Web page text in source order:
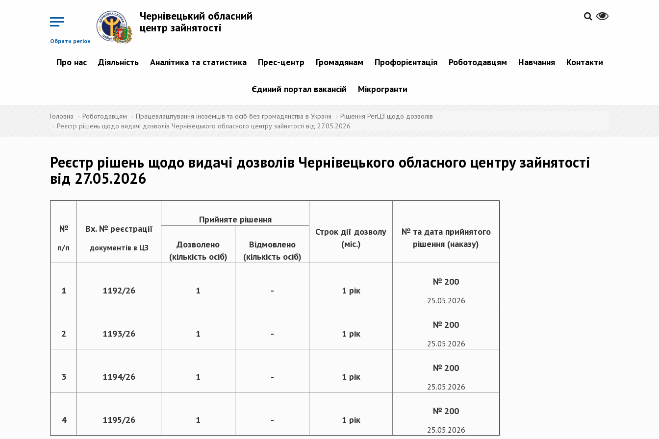
Обрати регіон
Чернівецький обласний
центр зайнятості
Про нас Діяльність Аналітика та статистика Прес-центр Громадянам Профорієнтація Роботодавцям Навчання Контакти
Єдиний портал вакансій Мікрогранти
Головна Роботодавцям Працевлаштування іноземців та осіб без громадянства в Україні
Рішення РегЦЗ щодо дозволів
Реєстр рішень щодо видачі дозволів Чернівецького обласного центру зайнятості від 27.05.2026
Реєстр рішень щодо видачі дозволів Чернівецького обласного центру зайнятості
від 27.05.2026
№
п/п
Вх. № реєстрації
документів в ЦЗ
Прийняте рішення
Строк дії дозволу
(міс.)
№ та дата прийнятого
рішення (наказу)
Дозволено
(кількість осіб)
Відмовлено
(кількість осіб)
1 1192/26 1 - 1 рік
№ 200
25.05.2026
2 1193/26 1 - 1 рік
№ 200
25.05.2026
3 1194/26 1 - 1 рік
№ 200
25.05.2026
4 1195/26 1 - 1 рік
№ 200
25.05.2026